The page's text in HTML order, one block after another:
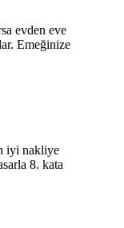
evden eve
Emeğinize
iyi nakliye
8. kata